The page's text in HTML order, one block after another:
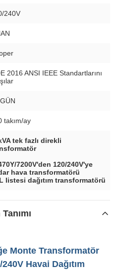
240V
2016 ANSI IEEE Standartlarını
takım/ay
tek fazlı direkli
7200V'den 120/240V'ye
hava transformatörü
listesi dağıtım transformatörü
Monte Transformatör
Havai Dağıtım